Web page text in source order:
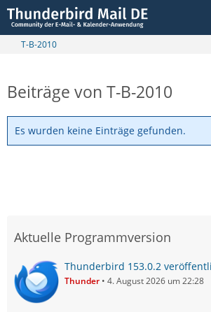
T-B-2010
Beiträge von T-B-2010
Es wurden keine Einträge gefunden.
Aktuelle Programmversion
Thunderbird 153.0.2
Thunder 4. August 2026 um 22:28